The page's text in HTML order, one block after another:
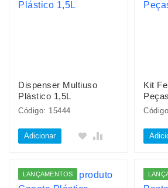
Dispenser Multiuso
Plástico 1,5L
Código: 15444
Adicionar
Kit
Peças
LANÇAMENTOS